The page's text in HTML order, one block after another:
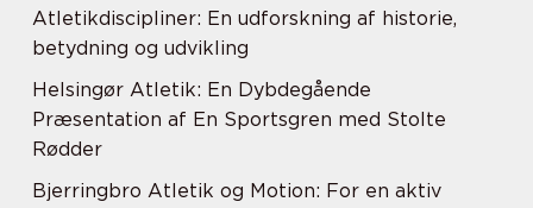
Atletikdiscipliner: En udforskning af historie,
betydning og udvikling
Helsingør Atletik: En Dybdegående
Præsentation af En Sportsgren med Stolte
Rødder
Bjerringbro Atletik og Motion: For en aktiv